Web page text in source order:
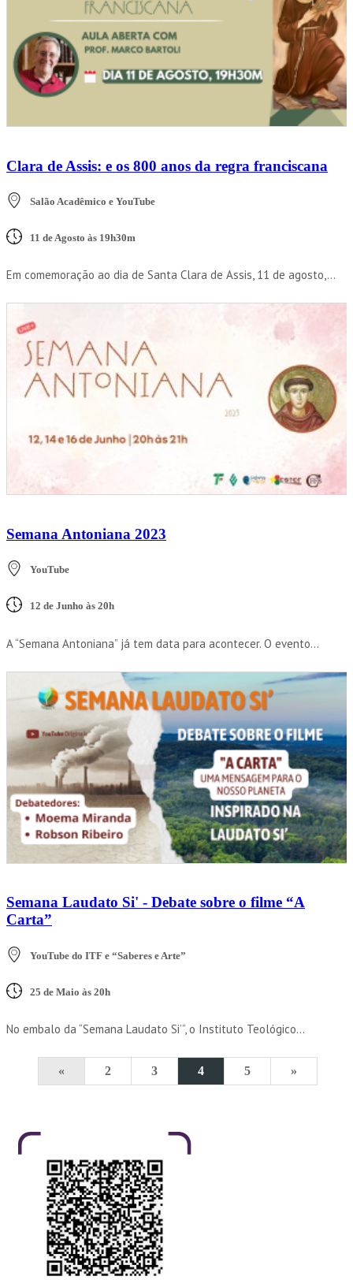
Clara de Assis: e os 800 anos da regra franciscana
Salão Acadêmico e YouTube
11 de Agosto às 19h30m
Em comemoração ao dia de Santa Clara de Assis, 11 de agosto,...
Semana Antoniana 2023
YouTube
12 de Junho às 20h
A “Semana Antoniana” já tem data para acontecer. O evento...
Semana Laudato Si' - Debate sobre o filme “A
Carta”
YouTube do ITF e “Saberes e Arte”
25 de Maio às 20h
No embalo da “Semana Laudato Si’”, o Instituto Teológico...
« 2 3 4 5 »